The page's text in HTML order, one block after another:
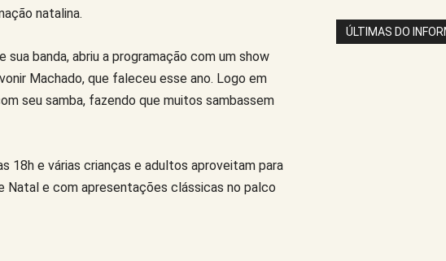
natalina.
banda, abriu a programação com um show
Machado, que faleceu esse ano. Logo em
seu samba, fazendo que muitos sambassem
18h e várias crianças e adultos aproveitam para
Natal e com apresentações clássicas no palco
ÚLTIMAS DO